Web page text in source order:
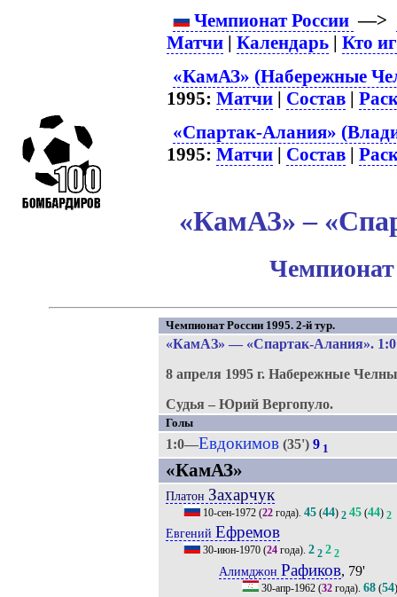
Чемпионат России —>
Матчи |Календарь |Кто
«КамАЗ» (Набережные
1995:Матчи | Состав |
«Спартак-Алания»
1995:Матчи | Состав |
«КамАЗ» –
Чемпионат
Чемпионат России 1995. 2-й тур.
«КамАЗ» — «Спартак-Алания».
8 апреля 1995 г. Набережные
Судья – Юрий Вергопуло.
Голы
1:0—Евдокимов(35') 9 1
«КамАЗ»
Платон Захарчук
10-сен-1972(22года). 45(44) 2 45(44) 2
Евгений Ефремов
30-июн-1970(24года). 2 2 2 2
Алимджон Рафиков, 79'
30-апр-1962 (32 года).68 (54